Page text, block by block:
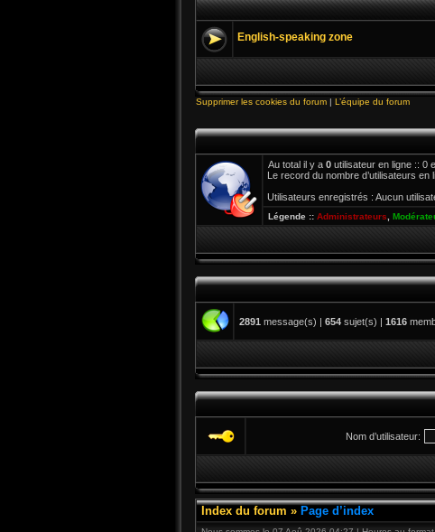
English-speaking zone
Supprimer les cookies du forum | L’équipe du forum
Au total il y a 0 utilisateur en ligne :: 0
Le record du nombre d’utilisateurs en
Utilisateurs enregistrés : Aucun
Légende :: Administrateurs
2891 message(s) | 654 sujet(s) | 1616
Nom d’utilisateur:
Index du forum » Page d’index